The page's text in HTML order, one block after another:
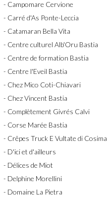
- Campomare Cervione
- Carré d'As Ponte-Leccia
- Catamaran Bella Vita
- Centre culturel Alb'Oru Bastia
- Centre de formation Bastia
- Centre l'Eveil Bastia
- Chez Mico Coti-Chiavari
- Chez Vincent Bastia
- Complètement Givrés Calvi
- Corse Marée Bastia
- Crêpes Truck E Vultate di Cosima
- D'ici et d'ailleurs
- Délices de Miot
- Delphine Morellini
- Domaine La Pietra